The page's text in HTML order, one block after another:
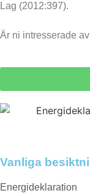
Lag (2012:397).
Är ni intresserade
Vanliga
Energideklaration